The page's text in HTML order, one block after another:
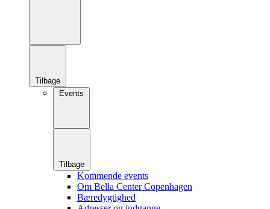
Tilbage
Events
Tilbage
Kommende events
Om Bella Center Copenhagen
Bæredygtighed